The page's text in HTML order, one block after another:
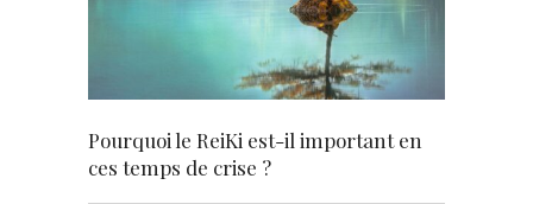
Pourquoi le ReiKi est-il important en
ces temps de crise ?